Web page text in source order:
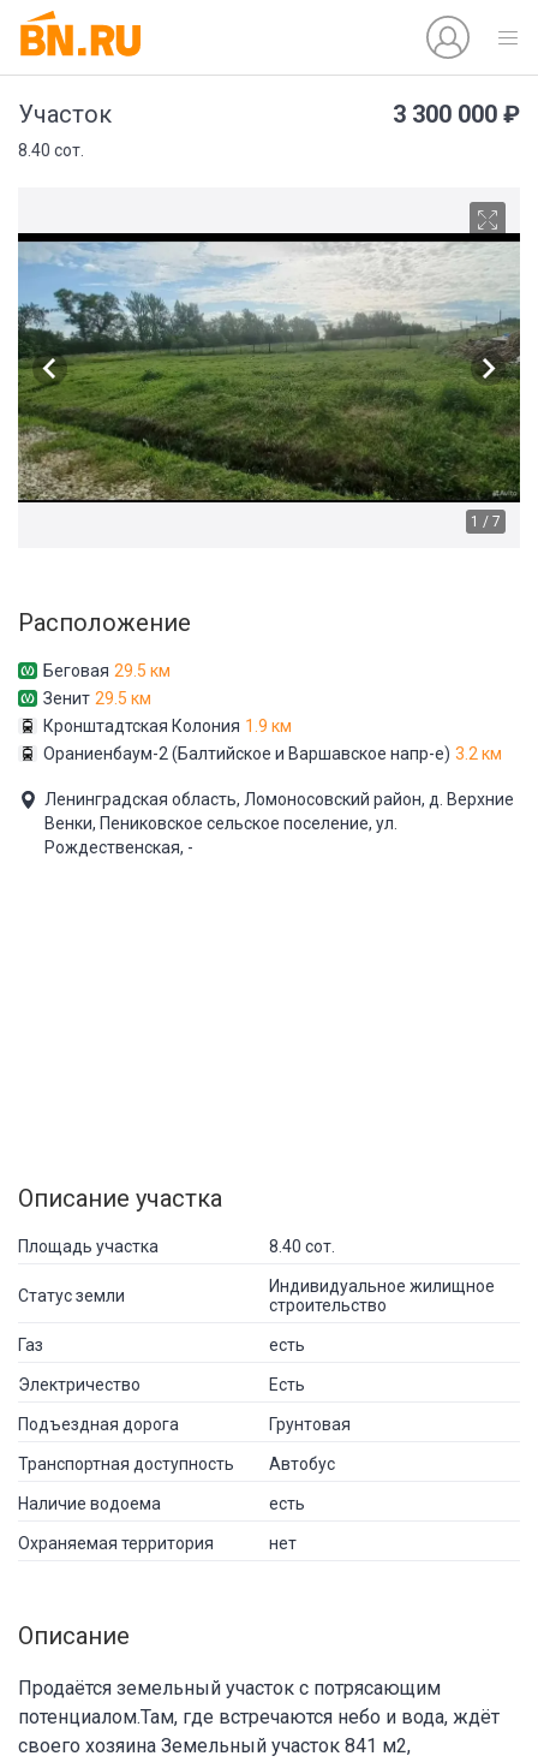
Участок 3 300 000 ₽
8.40 сот.
1 / 7
Расположение
Беговая 29.5 км
Зенит 29.5 км
Кронштадтская Колония 1.9 км
Ораниенбаум-2 (Балтийское и Варшавское напр-е) 3.2 км
Ленинградская область, Ломоносовский район, д. Верхние
Венки, Пениковское сельское поселение, ул.
Рождественская, -
Описание участка
Площадь участка 8.40 сот.
Статус земли
Индивидуальное жилищное
строительство
Газ есть
Электричество Есть
Подъездная дорога Грунтовая
Транспортная доступность Автобус
Наличие водоема есть
Охраняемая территория нет
Описание
Продаётся земельный участок с потрясающим
потенциалом.Там, где встречаются небо и вода, ждёт
своего хозяина Земельный участок 841 м2,